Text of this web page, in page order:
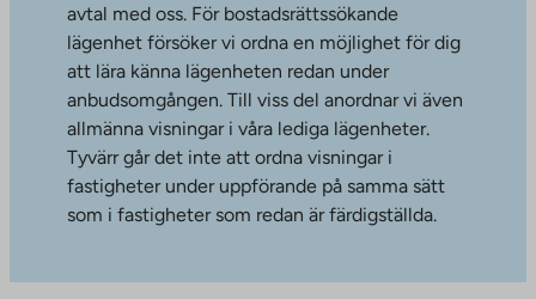
avtal med oss. För bostadsrättssökande
lägenhet försöker vi ordna en möjlighet för dig
att lära känna lägenheten redan under
anbudsomgången. Till viss del anordnar vi även
allmänna visningar i våra lediga lägenheter.
Tyvärr går det inte att ordna visningar i
fastigheter under uppförande på samma sätt
som i fastigheter som redan är färdigställda.